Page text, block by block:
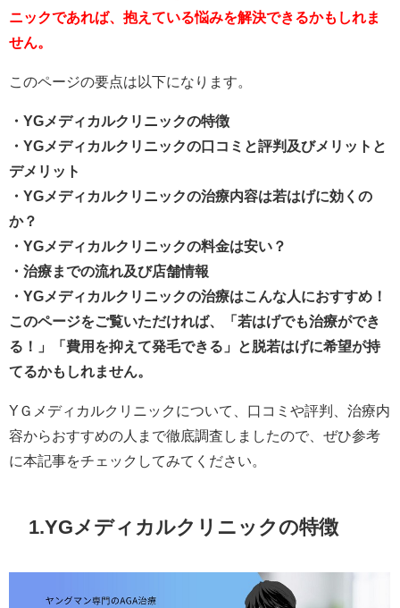
ニックであれば、抱えている悩みを解決できるかもしれま
せん。
このページの要点は以下になります。
・YGメディカルクリニックの特徴
・YGメディカルクリニックの口コミと評判及びメリットと
デメリット
・YGメディカルクリニックの治療内容は若はげに効くの
か？
・YGメディカルクリニックの料金は安い？
・治療までの流れ及び店舗情報
・YGメディカルクリニックの治療はこんな人におすすめ！
このページをご覧いただければ、「若はげでも治療ができ
る！」「費用を抑えて発毛できる」と脱若はげに希望が持
てるかもしれません。
YＧメディカルクリニックについて、口コミや評判、治療内
容からおすすめの人まで徹底調査しましたので、ぜひ参考
に本記事をチェックしてみてください。
1.YGメディカルクリニックの特徴